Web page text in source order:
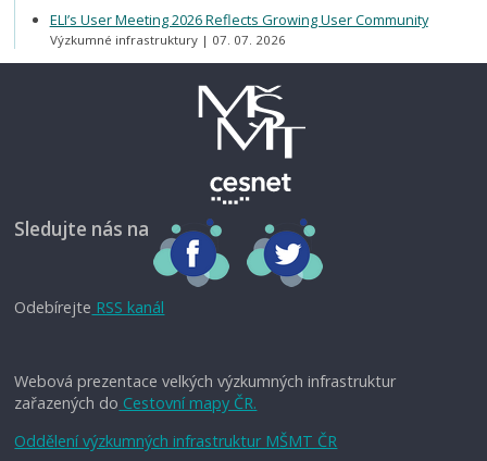
ELI’s User Meeting 2026 Reflects Growing User Community
Výzkumné infrastruktury 07. 07. 2026
Sledujte nás na
Odebírejte RSS kanál
Webová prezentace velkých výzkumných infrastruktur
zařazených do Cestovní mapy ČR.
Oddělení výzkumných infrastruktur MŠMT ČR